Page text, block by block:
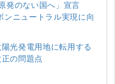
発のない国へ」宣言
ンニュートラル実現に向
光発電用地に転用する
の問題点